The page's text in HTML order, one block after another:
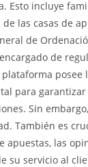
Esto incluye
las casas de
de
de
posee
para
Sin
También es
apuestas, las
su servicio al